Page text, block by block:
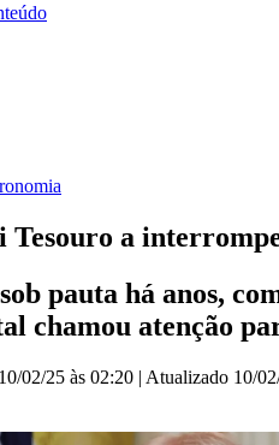
a
pauta há anos,
chamou atenção
10/02/25 às 02:20 | Atualizado 10/